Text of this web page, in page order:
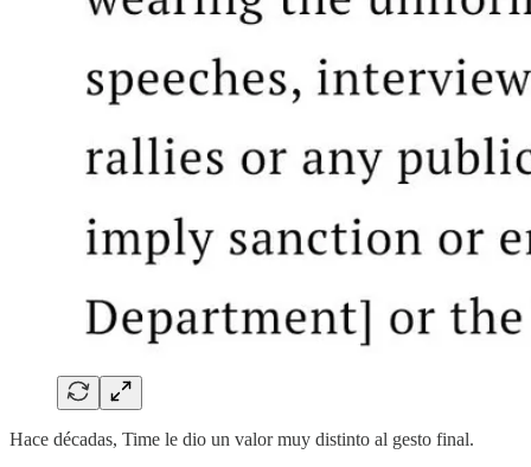
Hace décadas, Time le dio un valor muy distinto al gesto final.